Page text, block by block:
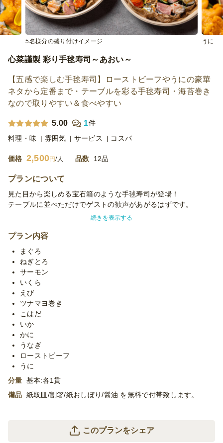
5名様分の盛り付けイメージ うに
心菜謹製 彩り手毬寿司～あおい～
【五感で楽しむ手毬寿司】ローストビーフやうにの豪華
ネタから定番まで・テーブルを彩る手毬寿司・海苔巻き
なので取りやすい＆食べやすい
5.00 1件
料理・味
雰囲気 サービス コスパ
価格 2,500円/人 品数 12品
プランについて
見た目から楽しめる宝石箱のような手毬寿司が登場！
テーブルに並べただけでゲストの歓声があがるはずです。
海苔巻きスタイルになっていて取りやすいのもポイント。
お洒落なだけでなく、もちろんネタにも一切の妥協なし。
ローストビーフやウニ、蟹や鰻など特別感溢れるご馳走ネタが盛
りだくさん！
まぐろ・いか・海老など定番や、光物・ツナマヨなど
万人に喜んでいただけるラインナップです！
※ご注文人数により配送時の横揺れ防止のため容器へクラフトシ
ートを敷いてお届けいたします。
※使い捨て容器でお届けするデリバリープランです。設置・配
膳・撤収等のサービスはついておりません。
※「10卓に配置」などお客様ご指定の数の卓に配置する場合、
追加容器代金をいただいたり、容器が変更になる場合がございま
す。予めご了承くださいませ。
※季節毎の仕入れによりメニューが変わる場合がございます。予
めご了承ください。
続きを表示する
プラン内容
まぐろ
ねぎとろ
サーモン
いくら
えび
ツナマヨ巻き
こはだ
いか
かに
うなぎ
ローストビーフ
うに
分量 基本:各1貫
備品 紙取皿/割箸/紙おしぼり/醤油 を無料で付帯致します。
このプランをシェア